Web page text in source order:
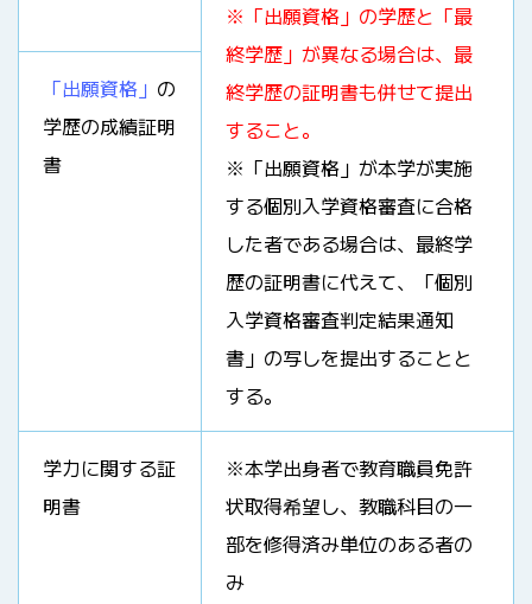
※「出願資格」の学歴と「最
終学歴」が異なる場合は、最
終学歴の証明書も併せて提出
すること。
※「出願資格」が本学が実施
する個別入学資格審査に合格
した者である場合は、最終学
歴の証明書に代えて、「個別
入学資格審査判定結果通知
書」の写しを提出することと
する。
「出願資格」 の
学歴の成績証明
書
学力に関する証
明書
※本学出身者で教育職員免許
状取得希望し、教職科目の一
部を修得済み単位のある者の
み